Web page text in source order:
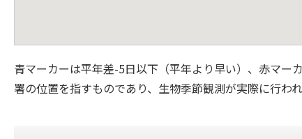
青マーカーは平年差-5日以下（平年より早い）、赤マー
署の位置を指すものであり、生物季節観測が実際に行わ